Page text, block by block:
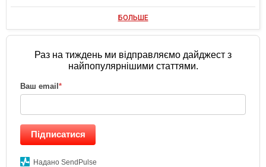
БОЛЬШЕ
Раз на тиждень ми відправляємо дайджест з
найпопулярнішими статтями.
Ваш email*
Підписатися
Надано SendPulse